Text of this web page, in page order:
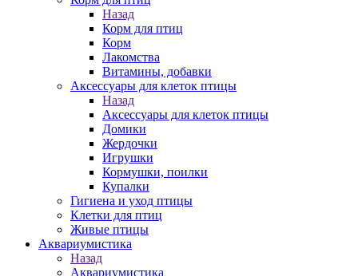
Назад
Корм для птиц
Корм
Лакомства
Витамины, добавки
Аксессуары для клеток птицы
Назад
Аксессуары для клеток птицы
Домики
Жердочки
Игрушки
Кормушки, поилки
Купалки
Гигиена и уход птицы
Клетки для птиц
Живые птицы
Аквариумистика
Назад
Аквариумистика